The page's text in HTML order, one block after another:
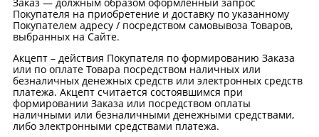
Покупателя на приобретение и доставку по указанному
Покупателем адресу / посредством самовывоза Товаров,
выбранных на Сайте.
Акцепт – действия Покупателя по формированию Заказа
или по оплате Товара посредством наличных или
безналичных денежных средств или электронных средств
платежа. Акцепт считается состоявшимся при
формировании Заказа или посредством оплаты
наличными или безналичными денежными средствами,
либо электронными средствами платежа.